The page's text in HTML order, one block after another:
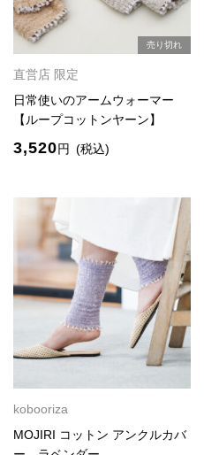
で
す。
直営店 限定
売り切れ
日常使いのアームウォーマー
【ループコットンヤーン】
3,520円 (税込)
kobooriza
MOJIRI コットン アンクルカバ